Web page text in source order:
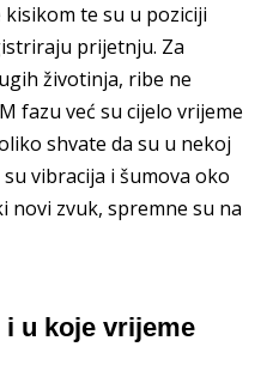
te su u poziciji
prijetnju. Za
životinja, ribe ne
fazu već su cijelo vrijeme
shvate da su u nekoj
vibracija i šumova oko
novi zvuk, spremne su na
u koje vrijeme